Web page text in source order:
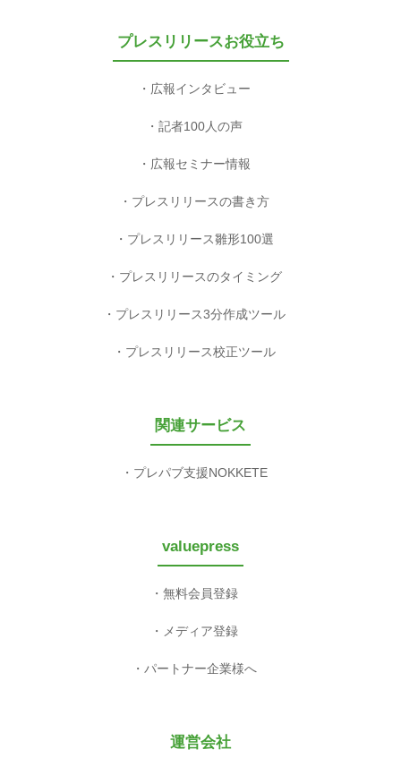
プレスリリースお役立ち
広報インタビュー
記者100人の声
広報セミナー情報
プレスリリースの書き方
プレスリリース雛形100選
プレスリリースのタイミング
プレスリリース3分作成ツール
プレスリリース校正ツール
関連サービス
プレパブ支援NOKKETE
valuepress
無料会員登録
メディア登録
パートナー企業様へ
運営会社